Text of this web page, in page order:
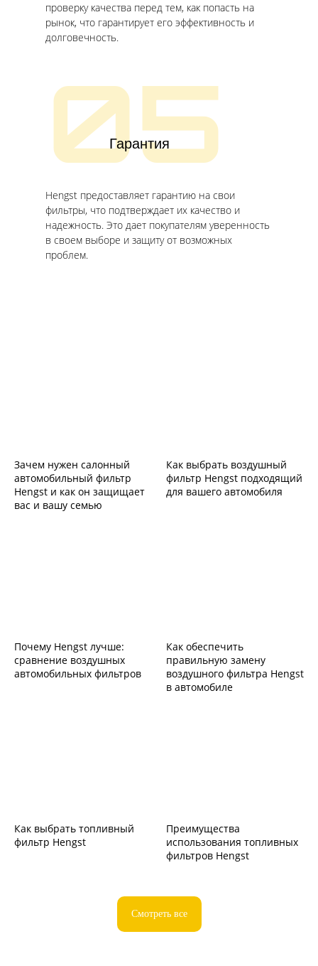
проверку качества перед тем, как попасть на
рынок, что гарантирует его эффективность и
долговечность.
05
Гарантия
Hengst предоставляет гарантию на свои
фильтры, что подтверждает их качество и
надежность. Это дает покупателям уверенность
в своем выборе и защиту от возможных
проблем.
Зачем нужен салонный
автомобильный фильтр
Hengst и как он защищает
вас и вашу семью
Как выбрать воздушный
фильтр Hengst подходящий
для вашего автомобиля
Почему Hengst лучше:
сравнение воздушных
автомобильных фильтров
Как обеспечить
правильную замену
воздушного фильтра Hengst
в автомобиле
Как выбрать топливный
фильтр Hengst
Преимущества
использования топливных
фильтров Hengst
Смотреть все